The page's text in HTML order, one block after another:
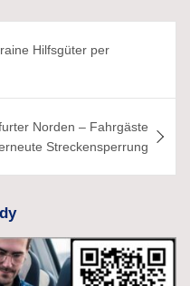
Hilfsgüter per
Norden – Fahrgäste
Streckensperrung